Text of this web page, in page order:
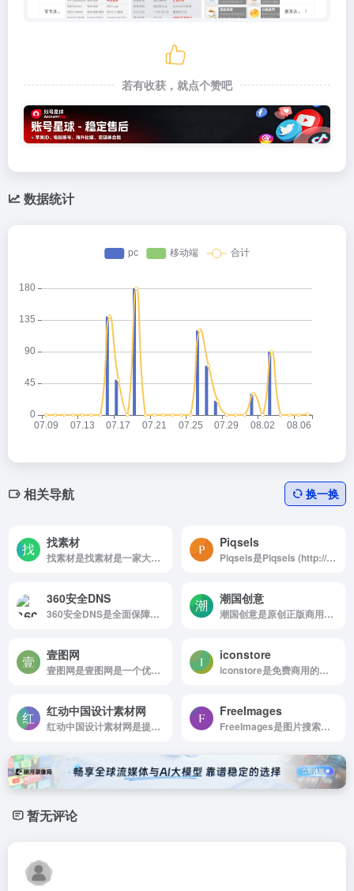
若有收获，就点个赞吧
数据统计
相关导航 换一换
找素材
找素材是找素材是一家大型综合设计类素材网站。
Piqsels
Piqsels是Piqsels (http://www.piqsels.com) 是一个基于CC0协议的免版税图库，站中所有图片均可以免费使用于个人或者商业领域。
360安全DNS
360安全DNS是全面保障客户的上网效率和安全
潮国创意
潮国创意是原创正版商用国潮素材库
壹图网
壹图网是壹图网是一个优质的摄影图片、设计素材、创意图片、矢量图片等商业正版图片库。
iconstore
iconstore是免费商用的高质量图标素材站
红动中国设计素材网
红动中国设计素材网是提供海量设计图片模板下载!有画册，海报，名片，标志，包装，展板，ppt等，也有很多免费素材可下载，为设计相关行业带来极大便利。
FreeImages
FreeImages是图片搜索引擎
暂无评论